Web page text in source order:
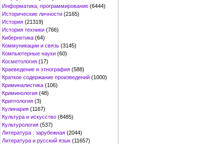
Информатика, программирование (6444)
Исторические личности (2165)
История (21319)
История техники (766)
Кибернетика (64)
Коммуникации и связь (3145)
Компьютерные науки (60)
Косметология (17)
Краеведение и этнография (588)
Краткое содержание произведений (1000)
Криминалистика (106)
Криминология (48)
Криптология (3)
Кулинария (1167)
Культура и искусство (8485)
Культурология (537)
Литература : зарубежная (2044)
Литература и русский язык (11657)